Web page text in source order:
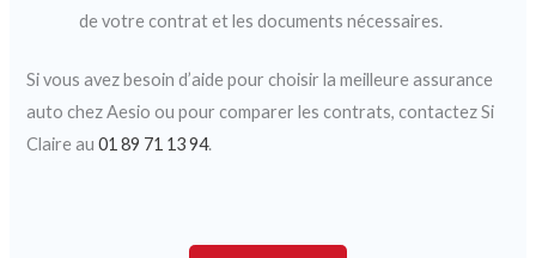
de votre contrat et les documents nécessaires.
Si vous avez besoin d’aide pour choisir la meilleure assurance
auto chez Aesio ou pour comparer les contrats, contactez Si
Claire au01 89 71 13 94.